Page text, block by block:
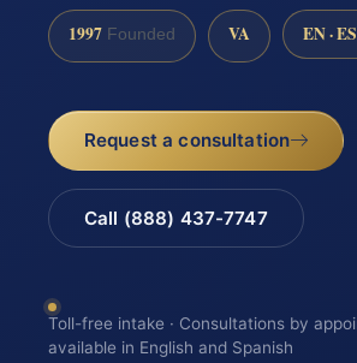
1997 Founded VA EN · ES
Request a consultation
Call (888) 437-7747
Toll-free intake · Consultations by
available in English and Spanish